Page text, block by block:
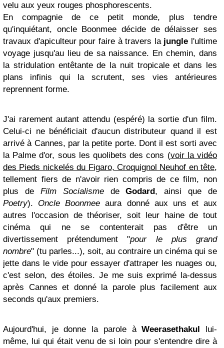
velu aux yeux rouges phosphorescents.
En compagnie de ce petit monde, plus tendre
qu'inquiétant, oncle Boonmee décide de délaisser ses
travaux d'apiculteur pour faire à travers la jungle l'ultime
voyage jusqu'au lieu de sa naissance. En chemin, dans
la stridulation entêtante de la nuit tropicale et dans les
plans infinis qui la scrutent, ses vies antérieures
reprennent forme.
J'ai rarement autant attendu (espéré) la sortie d'un film.
Celui-ci ne bénéficiait d'aucun distributeur quand il est
arrivé à Cannes, par la petite porte. Dont il est sorti avec
la Palme d'or, sous les quolibets des cons (voir la vidéo
des Pieds nickelés du Figaro, Croquignol Neuhof en tête,
tellement fiers de n'avoir rien compris de ce film, non
plus de Film SocialismedeGodard, ainsi que de
Poetry). Oncle Boonmee aura donné aux uns et aux
autres l'occasion de théoriser, soit leur haine de tout
cinéma qui ne se contenterait pas d'être un
divertissement prétendument "pour le plus grand
nombre" (tu parles...), soit, au contraire un cinéma qui se
jette dans le vide pour essayer d'attraper les nuages ou,
c'est selon, des étoiles. Je me suis exprimé la-dessus
après Cannes et donné la parole plus facilement aux
seconds qu'aux premiers.
Aujourd'hui, je donne la parole àWeerasethakul lui-
même, lui qui était venu de si loin pour s'entendre dire à